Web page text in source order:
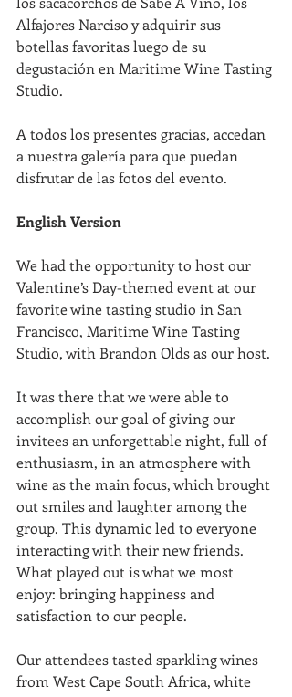
Alfajores Narciso y adquirir sus
botellas favoritas luego de su
degustación en Maritime Wine Tasting
Studio.
A todos los presentes gracias, accedan
a nuestra galería para que puedan
disfrutar de las fotos del evento.
English Version
We had the opportunity to host our
Valentine’s Day-themed event at our
favorite wine tasting studio in San
Francisco, Maritime Wine Tasting
Studio, with Brandon Olds as our host.
It was there that we were able to
accomplish our goal of giving our
invitees an unforgettable night, full of
enthusiasm, in an atmosphere with
wine as the main focus, which brought
out smiles and laughter among the
group. This dynamic led to everyone
interacting with their new friends.
What played out is what we most
enjoy: bringing happiness and
satisfaction to our people.
Our attendees tasted sparkling wines
from West Cape South Africa, white